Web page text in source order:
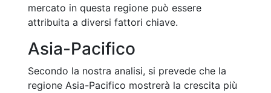
mercato in questa regione può essere
attribuita a diversi fattori chiave.
Asia-Pacifico
Secondo la nostra analisi, si prevede che la
regione Asia-Pacifico mostrerà la crescita più